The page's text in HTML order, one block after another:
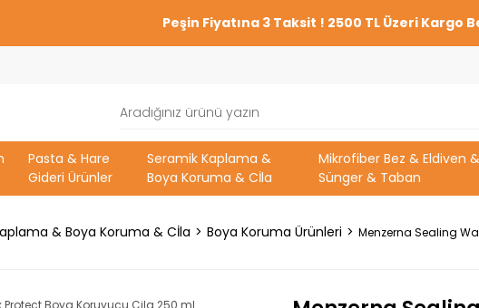
Peşin Fiyatına 3 Taksit ! 2500 TL Üzeri Kargo
Pasta & Hare
Gideri Ürünler
Seramik Kaplama &
Boya Koruma & Cİla
Mikrofiber Bez & Eldiven &
Sünger & Taban
& Boya Koruma & Cİla Boya Koruma Ürünleri Menzerna Sealing